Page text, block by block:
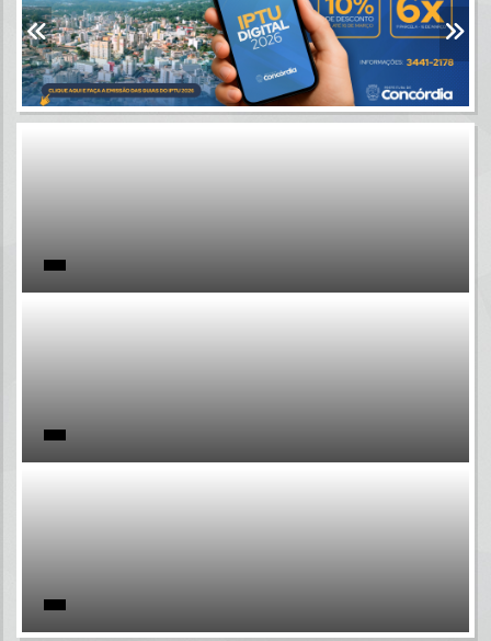
Portais
Por favor, aguarde...
Por favor, aguarde...
Por favor, aguarde...